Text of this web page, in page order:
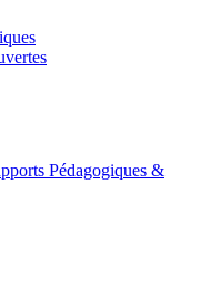
Pédagogiques &